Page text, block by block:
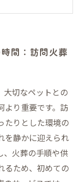
み市の訪問ペ
送るためのい
識：いすみ市
るためにいす
間：訪問火葬
大切なペットとの
より重要です。訪
たりとした環境の
を静かに迎えられ
、火葬の手順や供
るため、初めての